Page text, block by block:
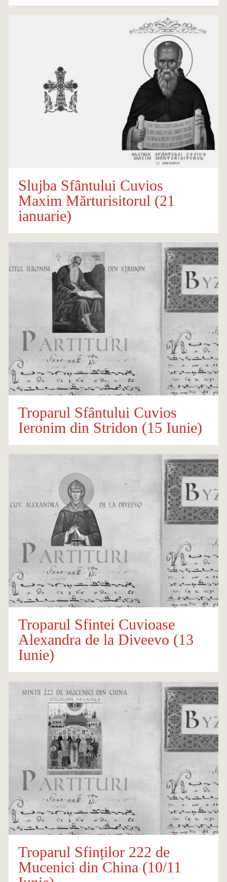
Slujba Sfântului Cuvios
Maxim Mărturisitorul (21
ianuarie)
Troparul Sfântului Cuvios
Ieronim din Stridon (15 Iunie)
Troparul Sfintei Cuvioase
Alexandra de la Diveevo (13
Iunie)
Troparul Sfinților 222 de
Mucenici din China (10/11